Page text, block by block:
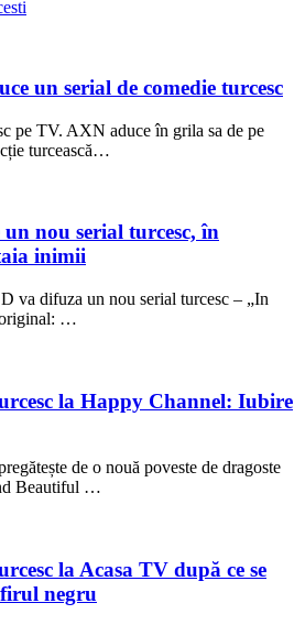
un serial de comedie turcesc
pe TV. AXN aduce în grila sa de pe
turcească…
nou serial turcesc, în
inimii
va difuza un nou serial turcesc – „In
…
la Happy Channel: Iubire
de o nouă poveste de dragoste
Beautiful …
la Acasa TV după ce se
negru